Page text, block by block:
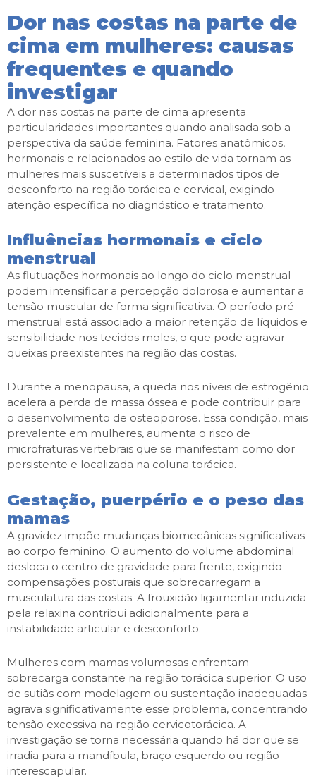
Dor nas costas na parte de
cima em mulheres: causas
frequentes e quando
investigar
A dor nas costas na parte de cima apresenta
particularidades importantes quando analisada sob a
perspectiva da saúde feminina. Fatores anatômicos,
hormonais e relacionados ao estilo de vida tornam as
mulheres mais suscetíveis a determinados tipos de
desconforto na região torácica e cervical, exigindo
atenção específica no diagnóstico e tratamento.
Influências hormonais e ciclo
menstrual
As flutuações hormonais ao longo do ciclo menstrual
podem intensificar a percepção dolorosa e aumentar a
tensão muscular de forma significativa. O período pré-
menstrual está associado a maior retenção de líquidos e
sensibilidade nos tecidos moles, o que pode agravar
queixas preexistentes na região das costas.
Durante a menopausa, a queda nos níveis de estrogênio
acelera a perda de massa óssea e pode contribuir para
o desenvolvimento de osteoporose. Essa condição, mais
prevalente em mulheres, aumenta o risco de
microfraturas vertebrais que se manifestam como dor
persistente e localizada na coluna torácica.
Gestação, puerpério e o peso das
mamas
A gravidez impõe mudanças biomecânicas significativas
ao corpo feminino. O aumento do volume abdominal
desloca o centro de gravidade para frente, exigindo
compensações posturais que sobrecarregam a
musculatura das costas. A frouxidão ligamentar induzida
pela relaxina contribui adicionalmente para a
instabilidade articular e desconforto.
Mulheres com mamas volumosas enfrentam
sobrecarga constante na região torácica superior. O uso
de sutiãs com modelagem ou sustentação inadequadas
agrava significativamente esse problema, concentrando
tensão excessiva na região cervicotorácica. A
investigação se torna necessária quando há dor que se
irradia para a mandíbula, braço esquerdo ou região
interescapular.